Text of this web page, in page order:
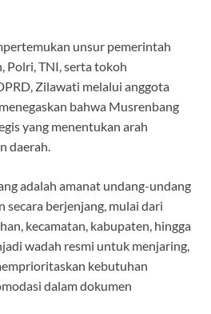
unsur pemerintah
Polri, TNI, serta tokoh
Zilawati melalui anggota
bahwa Musrenbang
yang menentukan arah
daerah.
adalah amanat undang-undang
secara berjenjang, mulai dari
kecamatan, kabupaten, hingga
wadah resmi untuk menjaring,
kebutuhan
dalam dokumen